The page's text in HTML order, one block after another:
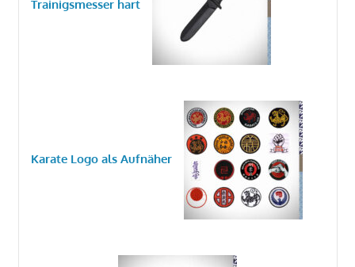
Trainigsmesser hart
Karate Logo als Aufnäher